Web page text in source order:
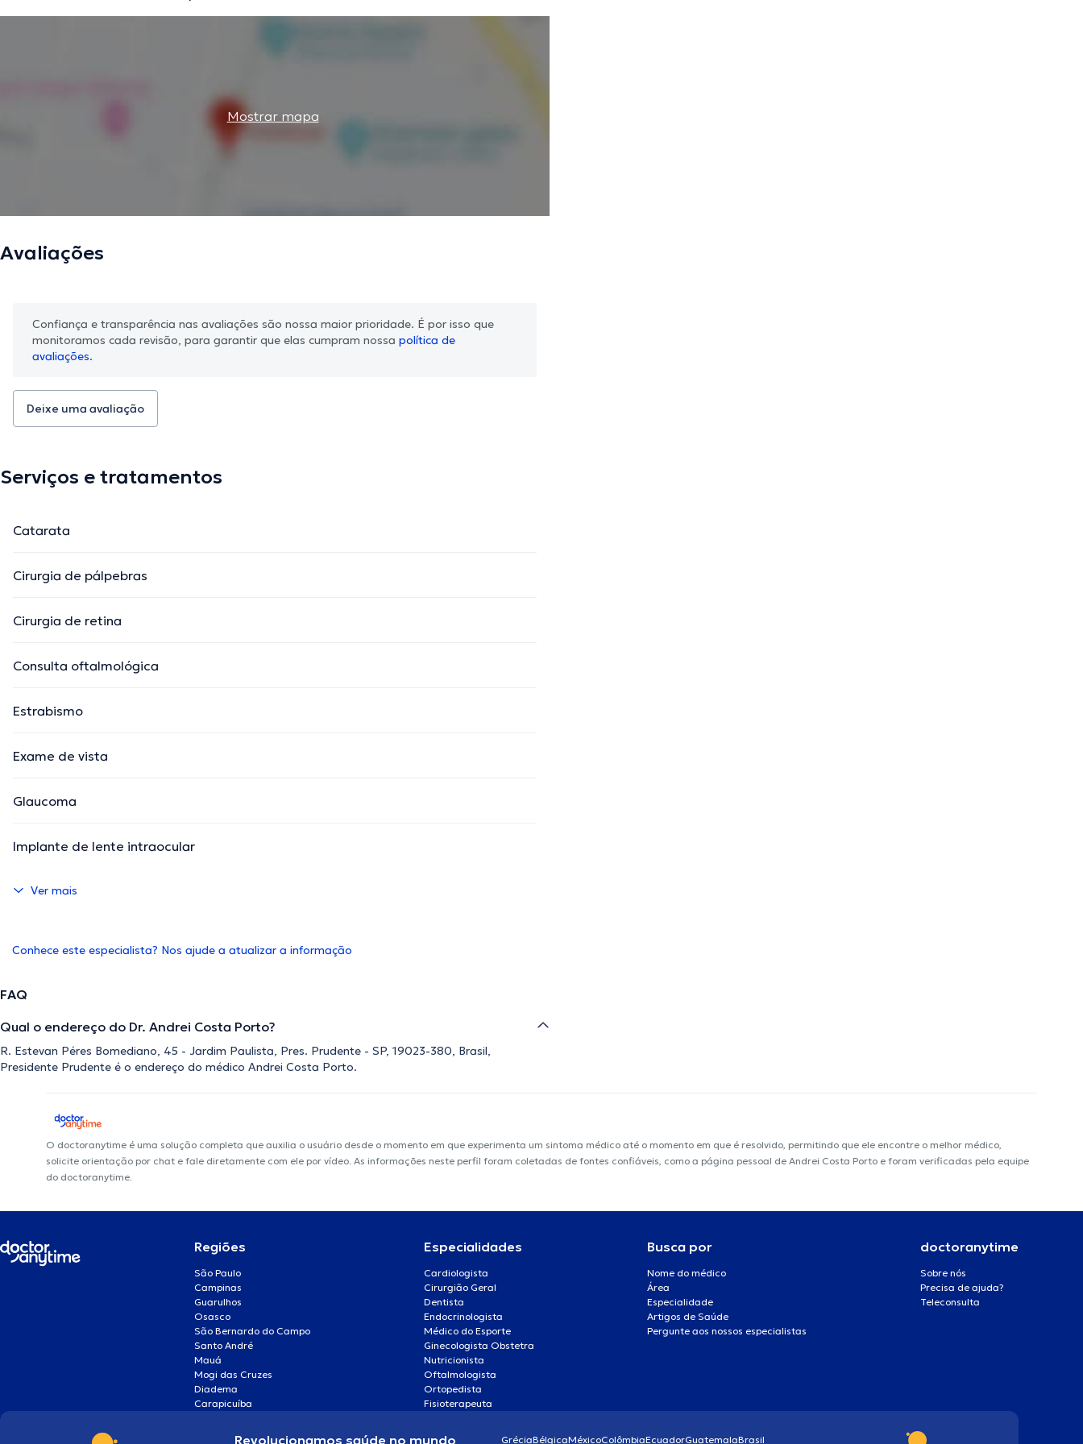
Mostrar mapa
Avaliações
Confiança e transparência nas avaliações são nossa maior prioridade. É por isso que
monitoramos cada revisão, para garantir que elas cumpram nossa política de
avaliações.
Deixe uma avaliação
Serviços e tratamentos
Catarata
Cirurgia de pálpebras
Cirurgia de retina
Consulta oftalmológica
Estrabismo
Exame de vista
Glaucoma
Implante de lente intraocular
Ver mais
Conhece este especialista? Nos ajude a atualizar a informação
FAQ
Qual o endereço do Dr. Andrei Costa Porto?
R. Estevan Péres Bomediano, 45 - Jardim Paulista, Pres. Prudente - SP, 19023-380, Brasil,
Presidente Prudente é o endereço do médico Andrei Costa Porto.
O doctoranytime é uma solução completa que auxilia o usuário desde o momento em que experimenta um sintoma médico até o momento em que é resolvido, permitindo que ele encontre o melhor médico,
solicite orientação por chat e fale diretamente com ele por vídeo. As informações neste perfil foram coletadas de fontes confiáveis, como a página pessoal de Andrei Costa Porto e foram verificadas pela equipe
do doctoranytime.
Regiões
São Paulo
Campinas
Guarulhos
Osasco
São Bernardo do Campo
Santo André
Mauá
Mogi das Cruzes
Diadema
Carapicuíba
Especialidades
Cardiologista
Cirurgião Geral
Dentista
Endocrinologista
Médico do Esporte
Ginecologista Obstetra
Nutricionista
Oftalmologista
Ortopedista
Fisioterapeuta
Busca por
Nome do médico
Área
Especialidade
Artigos de Saúde
Pergunte aos nossos especialistas
doctoranytime
Sobre nós
Precisa de ajuda?
Teleconsulta
Revolucionamos saúde no mundo GréciaBélgicaMéxicoColômbiaEcuadorGuatemalaBrasil